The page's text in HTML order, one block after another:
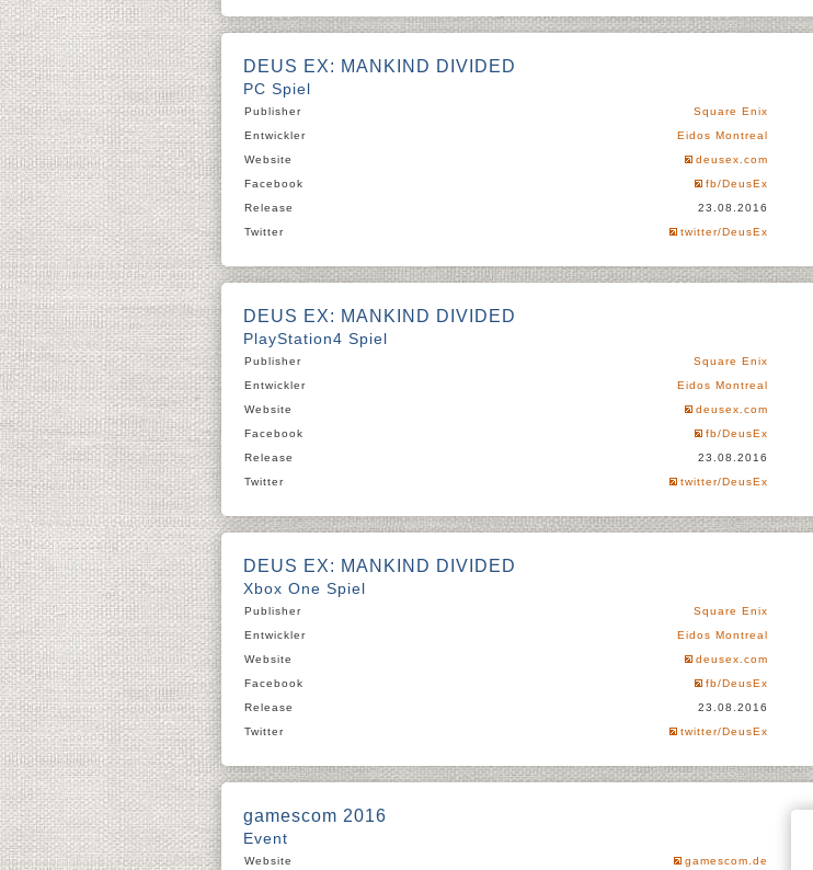
DEUS EX: MANKIND DIVIDED
PC Spiel
Publisher
Square Enix
Entwickler
Eidos Montreal
Website
deusex.com
Facebook
fb/DeusEx
Release
23.08.2016
Twitter
twitter/DeusEx
DEUS EX: MANKIND DIVIDED
PlayStation4 Spiel
Publisher
Square Enix
Entwickler
Eidos Montreal
Website
deusex.com
Facebook
fb/DeusEx
Release
23.08.2016
Twitter
twitter/DeusEx
DEUS EX: MANKIND DIVIDED
Xbox One Spiel
Publisher
Square Enix
Entwickler
Eidos Montreal
Website
deusex.com
Facebook
fb/DeusEx
Release
23.08.2016
Twitter
twitter/DeusEx
gamescom 2016
Event
Website gamescom.de